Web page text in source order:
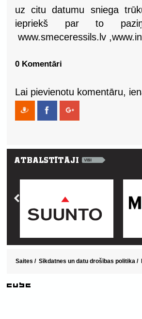
uz citu datumu sniega
iepriekš par to
www.smeceressils.lv
0 Komentāri
Lai pievienotu komentāru,
Saites / Sīkdatnes un datu drošības politika /